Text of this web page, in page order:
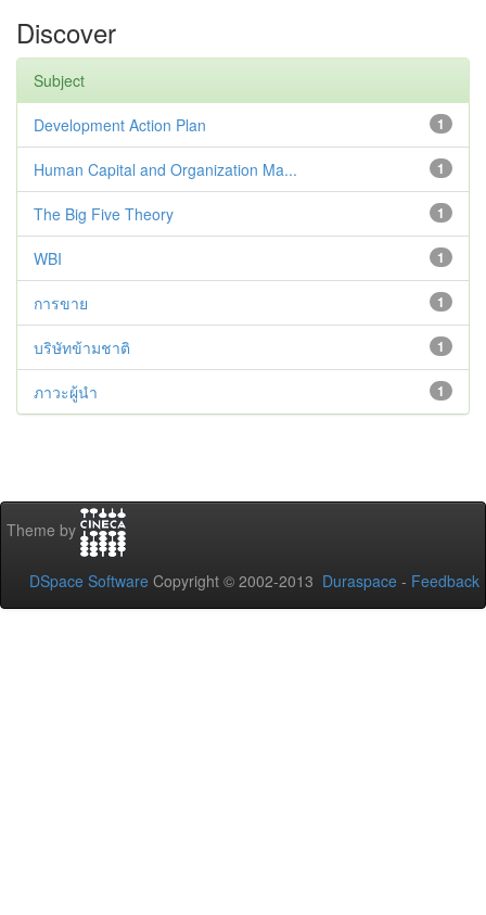
Discover
Subject
1
Development Action Plan
1
Human Capital and Organization Ma...
1
The Big Five Theory
1
WBI
1
การขาย
1
บริษัทข้ามชาติ
1
ภาวะผู้นำ
Theme by
DSpace Software Copyright © 2002-2013 Duraspace - Feedback